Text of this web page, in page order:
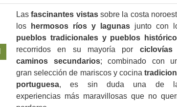
Lasfascinantes vistassobre la costa
los
hermosos ríos y lagunas junto con
pueblos tradicionales y pueblos
recorridos en su mayoría por
caminos secundarios; combinado con
gran selección de mariscos y cocina
portuguesa, es sin duda una de
experiencias más maravillosas que no